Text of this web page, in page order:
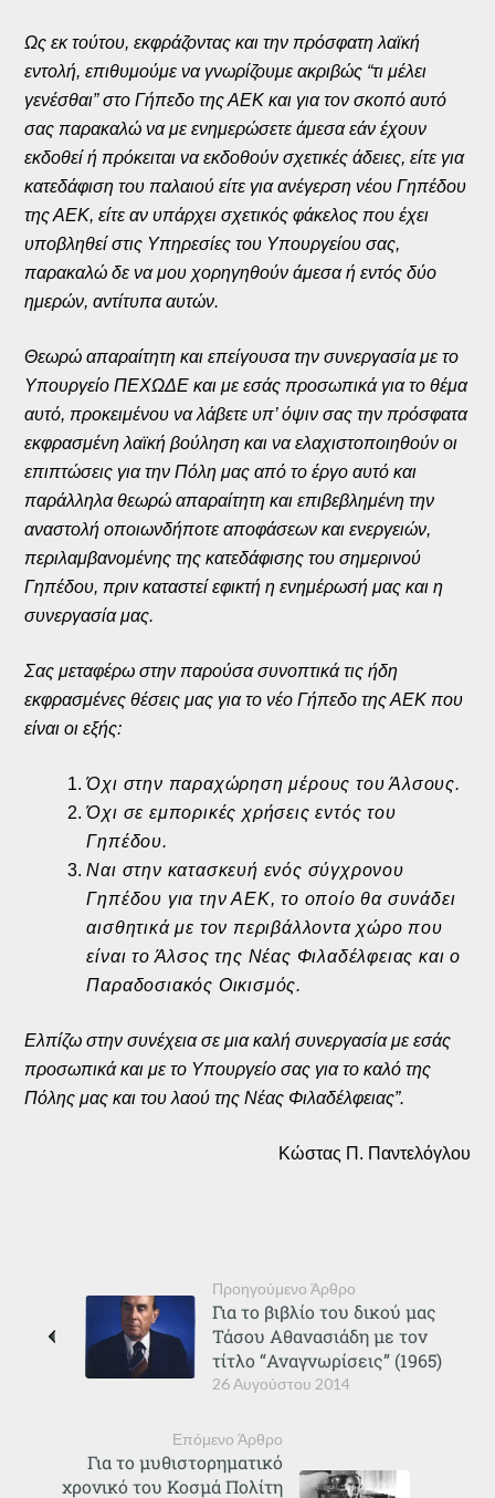
Ως εκ τούτου, εκφράζοντας και την πρόσφατη λαϊκή
εντολή, επιθυμούμε να γνωρίζουμε ακριβώς “τι μέλει
γενέσθαι” στο Γήπεδο της ΑΕΚ και για τον σκοπό αυτό
σας παρακαλώ να με ενημερώσετε άμεσα εάν έχουν
εκδοθεί ή πρόκειται να εκδοθούν σχετικές άδειες, είτε για
κατεδάφιση του παλαιού είτε για ανέγερση νέου Γηπέδου
της ΑΕΚ, είτε αν υπάρχει σχετικός φάκελος που έχει
υποβληθεί στις Υπηρεσίες του Υπουργείου σας,
παρακαλώ δε να μου χορηγηθούν άμεσα ή εντός δύο
ημερών, αντίτυπα αυτών.
Θεωρώ απαραίτητη και επείγουσα την συνεργασία με το
Υπουργείο ΠΕΧΩΔΕ και με εσάς προσωπικά για το θέμα
αυτό, προκειμένου να λάβετε υπ’ όψιν σας την πρόσφατα
εκφρασμένη λαϊκή βούληση και να ελαχιστοποιηθούν οι
επιπτώσεις για την Πόλη μας από το έργο αυτό και
παράλληλα θεωρώ απαραίτητη και επιβεβλημένη την
αναστολή οποιωνδήποτε αποφάσεων και ενεργειών,
περιλαμβανομένης της κατεδάφισης του σημερινού
Γηπέδου, πριν καταστεί εφικτή η ενημέρωσή μας και η
συνεργασία μας.
Σας μεταφέρω στην παρούσα συνοπτικά τις ήδη
εκφρασμένες θέσεις μας για το νέο Γήπεδο της ΑΕΚ που
είναι οι εξής:
Όχι στην παραχώρηση μέρους του Άλσους.
Όχι σε εμπορικές χρήσεις εντός του
Γηπέδου.
Ναι στην κατασκευή ενός σύγχρονου
Γηπέδου για την ΑΕΚ, το οποίο θα συνάδει
αισθητικά με τον περιβάλλοντα χώρο που
είναι το Άλσος της Νέας Φιλαδέλφειας και ο
Παραδοσιακός Οικισμός.
Ελπίζω στην συνέχεια σε μια καλή συνεργασία με εσάς
προσωπικά και με το Υπουργείο σας για το καλό της
Πόλης μας και του λαού της Νέας Φιλαδέλφειας”.
Κώστας Π. Παντελόγλου
Προηγούμενο Άρθρο
26 Αυγούστου 2014
Για το βιβλίο του δικού μας
Τάσου Αθανασιάδη με τον
τίτλο “Αναγνωρίσεις” (1965)
Επόμενο Άρθρο
Για το μυθιστορηματικό
χρονικό του Κοσμά Πολίτη